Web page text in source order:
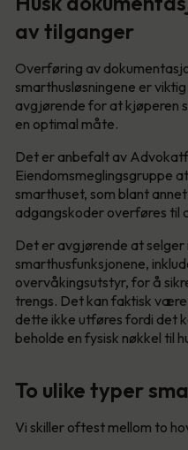
av tilganger
Overføring av
smarthusløsningene er
avgjørende for at kjøperen
en optimal måte.
Det er anbefalt av
Eiendomsmeglingsgruppe
smarthuset, som blant
adgangskoder overføres til
Det er avgjørende at
smarthusfunksjonene,
overvåkingsutstyr, for å
trengs. Det kan faktisk
dette ikke utføres fordi det
beholde en fysisk nøkkel til
To ulike typer
Vi skiller oftest mellom to